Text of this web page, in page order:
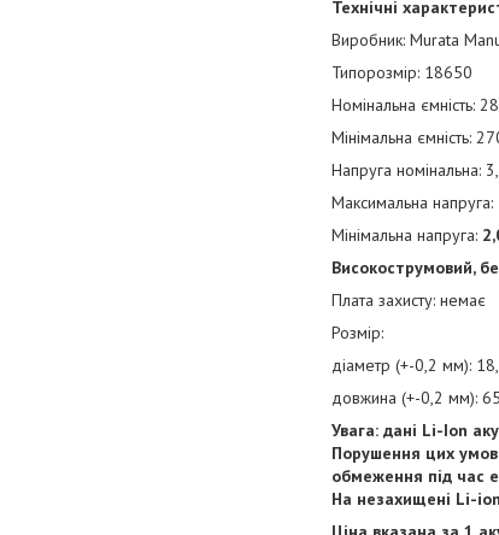
Технічні
Виробник: Murata
Типорозмір: 18650
Номінальна ємність:
Мінімальна ємність:
Напруга номінальна:
Максимальна напруга:
Мінімальна напруга:
Високострумовий,
Плата захисту: немає
Розмір:
діаметр (+-0,2 мм):
довжина (+-0,2 мм):
Увага: дані Li-Ion
Порушення цих
обмеження під час
На незахищені Li-